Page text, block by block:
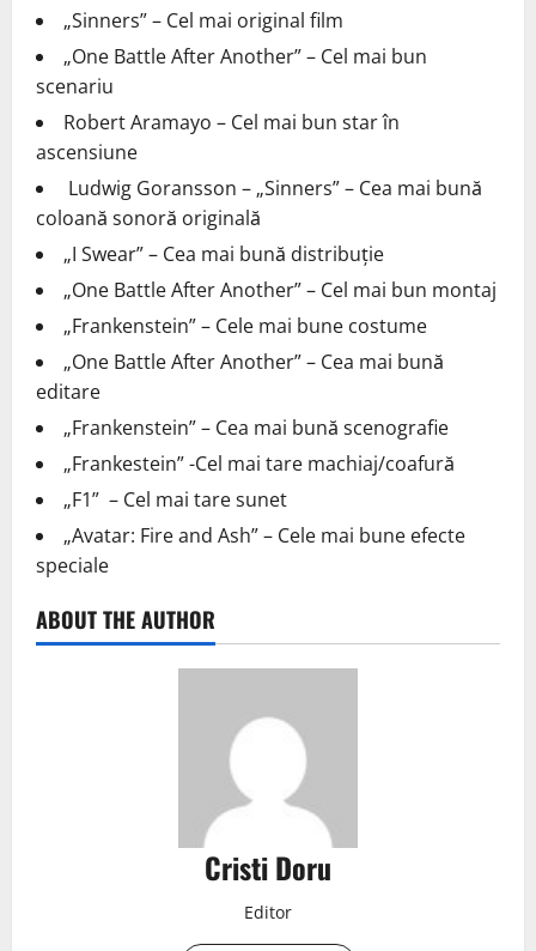
„Sinners” – Cel mai original film
„One Battle After Another” – Cel mai bun
scenariu
Robert Aramayo – Cel mai bun star în
ascensiune
Ludwig Goransson – „Sinners” – Cea mai bună
coloană sonoră originală
„I Swear” – Cea mai bună distribuție
„One Battle After Another” – Cel mai bun montaj
„Frankenstein” – Cele mai bune costume
„One Battle After Another” – Cea mai bună
editare
„Frankenstein” – Cea mai bună scenografie
„Frankestein” -Cel mai tare machiaj/coafură
„F1” – Cel mai tare sunet
„Avatar: Fire and Ash” – Cele mai bune efecte
speciale
ABOUT THE AUTHOR
Cristi Doru
Editor